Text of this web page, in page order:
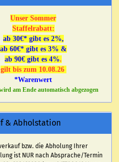
Unser Sommer
Staffelrabatt:
ab 30€* gibt es 2%,
ab 60€* gibt es 3% &
ab 90€ gibt es 4%.
gilt bis zum 10.08.26
*Warenwert
am Ende automatisch abgezogen
& Abholstation
bzw. die Abholung Ihrer
ist NUR nach Absprache/Termin